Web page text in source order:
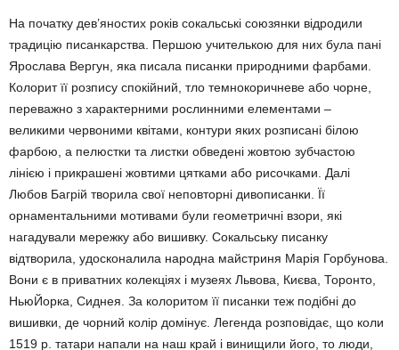
На початку дев’яностих років сокальські союзянки відродили
традицію писанкарства. Першою учителькою для них була пані
Ярослава Вергун, яка писала писанки природними фарбами.
Колорит її розпису спокійний, тло темнокоричневе або чорне,
переважно з характерними рослинними елементами –
великими червоними квітами, контури яких розписані білою
фарбою, а пелюстки та листки обведені жовтою зубчастою
лінією і прикрашені жовтими цятками або рисочками. Далі
Любов Багрій творила свої неповторні дивописанки. Її
орнаментальними мотивами були геометричні взори, які
нагадували мережку або вишивку. Сокальську писанку
відтворила, удосконалила народна майстриня Марія Горбунова.
Вони є в приватних колекціях і музеях Львова, Києва, Торонто,
НьюЙорка, Сиднея. За колоритом її писанки теж подібні до
вишивки, де чорний колір домінує. Легенда розповiдає, що коли
1519 р. татари напали на наш край i винищили його, то люди,